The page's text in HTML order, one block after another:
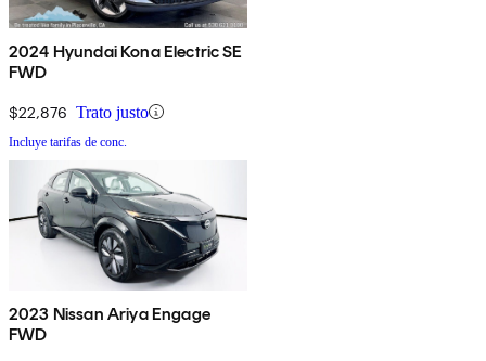
2024 Hyundai Kona Electric SE
FWD
$22,876 Trato justo
Incluye tarifas de conc.
2023 Nissan Ariya Engage
FWD